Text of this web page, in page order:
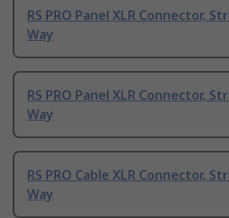
RS PRO Panel XLR Connector,
Way
RS PRO Panel XLR Connector,
Way
RS PRO Cable XLR Connector,
Way